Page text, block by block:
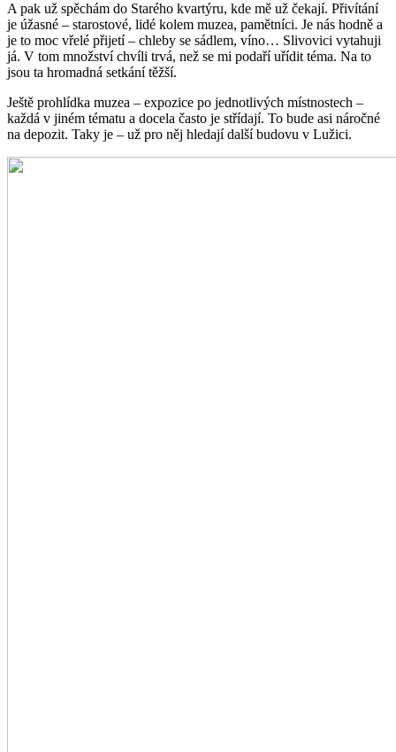
A pak už spěchám do Starého kvartýru, kde mě už čekají. Přivítání
je úžasné – starostové, lidé kolem muzea, pamětníci. Je nás hodně a
je to moc vřelé přijetí – chleby se sádlem, víno… Slivovici vytahuji
já. V tom množství chvíli trvá, než se mi podaří uřídit téma. Na to
jsou ta hromadná setkání těžší.
Ještě prohlídka muzea – expozice po jednotlivých místnostech –
každá v jiném tématu a docela často je střídají. To bude asi náročné
na depozit. Taky je – už pro něj hledají další budovu v Lužici.